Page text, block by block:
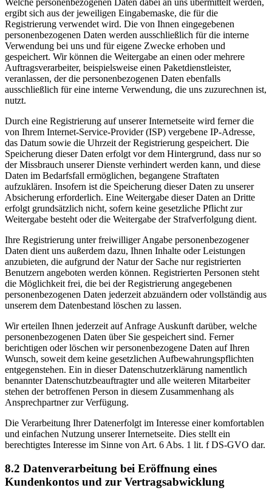
Welche personenbezogenen Daten dabei an uns übermittelt werden,
ergibt sich aus der jeweiligen Eingabemaske, die für die
Registrierung verwendet wird. Die von Ihnen eingegebenen
personenbezogenen Daten werden ausschließlich für die interne
Verwendung bei uns und für eigene Zwecke erhoben und
gespeichert. Wir können die Weitergabe an einen oder mehrere
Auftragsverarbeiter, beispielsweise einen Paketdienstleister,
veranlassen, der die personenbezogenen Daten ebenfalls
ausschließlich für eine interne Verwendung, die uns zuzurechnen ist,
nutzt.
Durch eine Registrierung auf unserer Internetseite wird ferner die
von Ihrem Internet-Service-Provider (ISP) vergebene IP-Adresse,
das Datum sowie die Uhrzeit der Registrierung gespeichert. Die
Speicherung dieser Daten erfolgt vor dem Hintergrund, dass nur so
der Missbrauch unserer Dienste verhindert werden kann, und diese
Daten im Bedarfsfall ermöglichen, begangene Straftaten
aufzuklären. Insofern ist die Speicherung dieser Daten zu unserer
Absicherung erforderlich. Eine Weitergabe dieser Daten an Dritte
erfolgt grundsätzlich nicht, sofern keine gesetzliche Pflicht zur
Weitergabe besteht oder die Weitergabe der Strafverfolgung dient.
Ihre Registrierung unter freiwilliger Angabe personenbezogener
Daten dient uns außerdem dazu, Ihnen Inhalte oder Leistungen
anzubieten, die aufgrund der Natur der Sache nur registrierten
Benutzern angeboten werden können. Registrierten Personen steht
die Möglichkeit frei, die bei der Registrierung angegebenen
personenbezogenen Daten jederzeit abzuändern oder vollständig aus
unserem dem Datenbestand löschen zu lassen.
Wir erteilen Ihnen jederzeit auf Anfrage Auskunft darüber, welche
personenbezogenen Daten über Sie gespeichert sind. Ferner
berichtigen oder löschen wir personenbezogene Daten auf Ihren
Wunsch, soweit dem keine gesetzlichen Aufbewahrungspflichten
entgegenstehen. Ein in dieser Datenschutzerklärung namentlich
benannter Datenschutzbeauftragter und alle weiteren Mitarbeiter
stehen der betroffenen Person in diesem Zusammenhang als
Ansprechpartner zur Verfügung.
Die Verarbeitung Ihrer Datenerfolgt im Interesse einer komfortablen
und einfachen Nutzung unserer Internetseite. Dies stellt ein
berechtigtes Interesse im Sinne von Art. 6 Abs. 1 lit. f DS-GVO dar.
8.2 Datenverarbeitung bei Eröffnung eines
Kundenkontos und zur Vertragsabwicklung